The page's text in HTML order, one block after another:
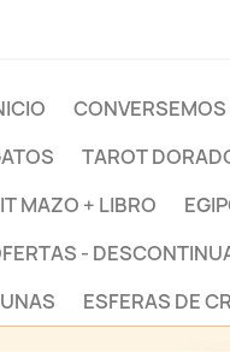
TAROT
MAZO + LIBRO
-
ESFERAS DE